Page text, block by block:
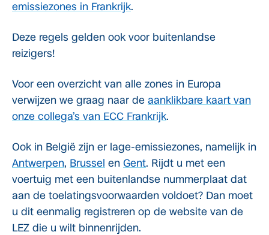
emissiezones in Frankrijk.
Deze regels gelden ook voor buitenlandse
reizigers!
Voor een overzicht van alle zones in Europa
verwijzen we graag naar de aanklikbare kaart van
onze collega’s van ECC Frankrijk.
Ook in België zijn er lage-emissiezones, namelijk in
Antwerpen, Brussel en Gent. Rijdt u met een
voertuig met een buitenlandse nummerplaat dat
aan de toelatingsvoorwaarden voldoet? Dan moet
u dit eenmalig registreren op de website van de
LEZ die u wilt binnenrijden.